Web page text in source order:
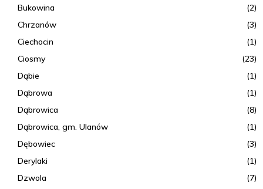
Bukowina
(2)
Chrzanów
(3)
Ciechocin
(1)
Ciosmy
(23)
Dąbie
(1)
Dąbrowa
(1)
Dąbrowica
(8)
Dąbrowica, gm. Ulanów
(1)
Dębowiec
(3)
Derylaki
(1)
Dzwola
(7)